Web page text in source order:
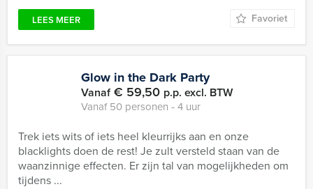
LEES MEER Favoriet
Glow in the Dark Party
Vanaf€ 59,50 p.p. excl. BTW
Vanaf 50 personen ‐ 4 uur
Trek iets wits of iets heel kleurrijks aan en onze
blacklights doen de rest! Je zult versteld staan van de
waanzinnige effecten. Er zijn tal van mogelijkheden om
tijdens ...